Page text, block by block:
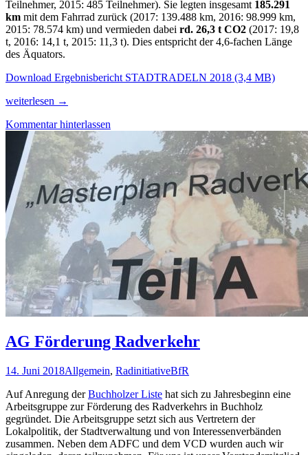
Teilnehmer, 2015: 485 Teilnehmer). Sie legten insgesamt 185.291
km mit dem Fahrrad zurück (2017: 139.488 km, 2016: 98.999 km,
2015: 78.574 km) und vermieden dabei rd. 26,3 t CO2 (2017: 19,8
t, 2016: 14,1 t, 2015: 11,3 t). Dies entspricht der 4,6-fachen Länge
des Äquators.
Download Ergebnisbericht STADTRADELN 2018 (3,4 MB)
STADTRADELN
–
Buchholz
radelt
von
Rekord
zu
Rekord
weiterlesen →
Kommentar hinterlassen
AG Förderung Radverkehr
14. Juni 2018Allgemein, RadinitiativeBfR
Auf Anregung derBuchholzer Liste hat sich zu Jahresbeginn eine
Arbeitsgruppe zur Förderung des Radverkehrs in Buchholz
gegründet. Die Arbeitsgruppe setzt sich aus Vertretern der
Lokalpolitik, der Stadtverwaltung und von Interessenverbänden
zusammen. Neben dem ADFC und dem VCD wurden auch wir